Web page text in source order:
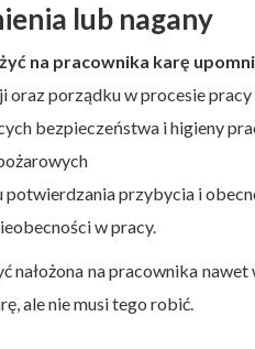
lub nagany
na pracownika karę
oraz porządku w procesie pracy
bezpieczeństwa i higieny
potwierdzania przybycia i
w pracy.
nałożona na pracownika
ale nie musi tego robić.